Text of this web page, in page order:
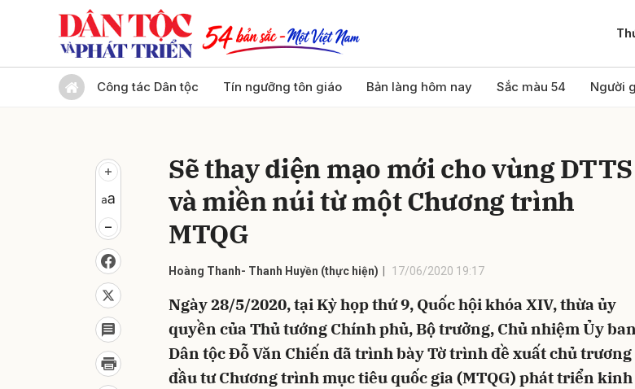
Công tác Dân tộc Tín ngưỡng tôn giáo Bản làng hôm nay Sắc màu 54 Người
Sẽ thay diện mạo mới cho vùng DTTS
và miền núi từ một Chương trình
MTQG
Hoàng Thanh- Thanh Huyền (thực hiện) 17/06/2020 19:17
Ngày 28/5/2020, tại Kỳ họp thứ 9, Quốc hội khóa XIV, thừa ủy
quyền của Thủ tướng Chính phủ, Bộ trưởng, Chủ nhiệm Ủy ban
Dân tộc Đỗ Văn Chiến đã trình bày Tờ trình đề xuất chủ trương
đầu tư Chương trình mục tiêu quốc gia (MTQG) phát triển kinh
Gửi bình luận